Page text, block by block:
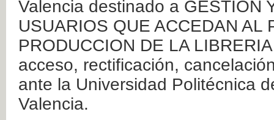
Valencia destinado a GESTION
USUARIOS QUE ACCEDAN AL
PRODUCCION DE LA
acceso, rectificación,
ante la Universidad Politécnica
Valencia.